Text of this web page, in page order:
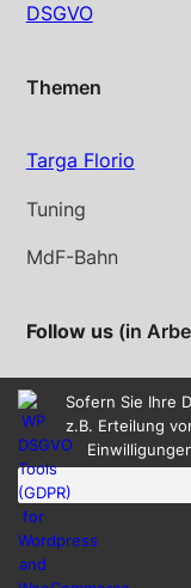
DSGVO
Themen
Targa Florio
Tuning
MdF-Bahn
Follow us(in
Instagram YouTube
©2023
Sofern Sie Ihre
z.B. Erteilung